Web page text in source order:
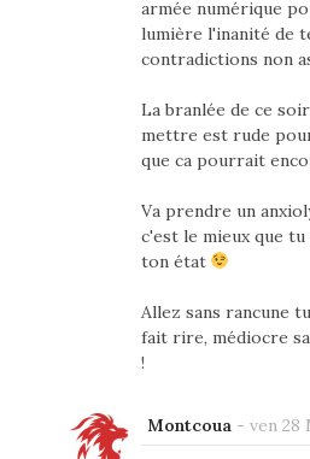
armée numérique
lumière l'inanité de
contradictions non
La branlée de ce
mettre est rude
que ca pourrait
Va prendre un
c'est le mieux que
ton état
Allez sans rancune
fait rire, médiocre
!
Montcoua- ven 28